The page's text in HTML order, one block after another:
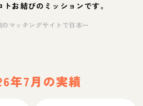
トお結びのミッションです。
マッチングサイトで日本一
年7月の実績